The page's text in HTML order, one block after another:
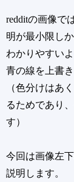
redditの画像で
明が最小限し
わかりやすい
青の線を上書
（色分けはあ
るためであり
す）
今回は画像左
説明します。